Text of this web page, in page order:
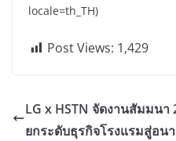
locale=th_TH)
Post Views: 1,429
LG x HSTN จัดงานสัมมนา
ยกระดับธุรกิจโรงแรมสู่อน